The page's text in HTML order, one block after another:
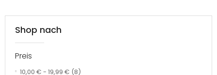
Shop nach
Preis
10,00 € - 19,99 € (8)